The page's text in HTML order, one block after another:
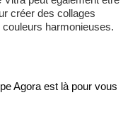
créer des collages
harmonieuses.
Agora est là pour vous